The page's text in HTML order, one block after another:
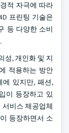
적 자극에 따라
프린팅 기술은
등 다양한 소비
성, 개인화 및 지
적용하는 방안
에 있지만, 패션,
이 등장하고 있
비스 제공업체
등장하면서 소